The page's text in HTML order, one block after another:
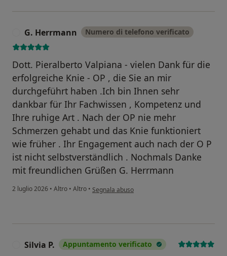
G. Herrmann Numero di telefono verificato
Dott. Pieralberto Valpiana - vielen Dank für die
erfolgreiche Knie - OP , die Sie an mir
durchgeführt haben .Ich bin Ihnen sehr
dankbar für Ihr Fachwissen , Kompetenz und
Ihre ruhige Art . Nach der OP nie mehr
Schmerzen gehabt und das Knie funktioniert
wie früher . Ihr Engagement auch nach der O P
ist nicht selbstverständlich . Nochmals Danke
mit freundlichen Grüßen G. Herrmann
2 luglio 2026 • Altro • Altro • secondo l'opinione dell'utente G. Herrmann
Segnala abuso
Silvia P. Appuntamento verificato